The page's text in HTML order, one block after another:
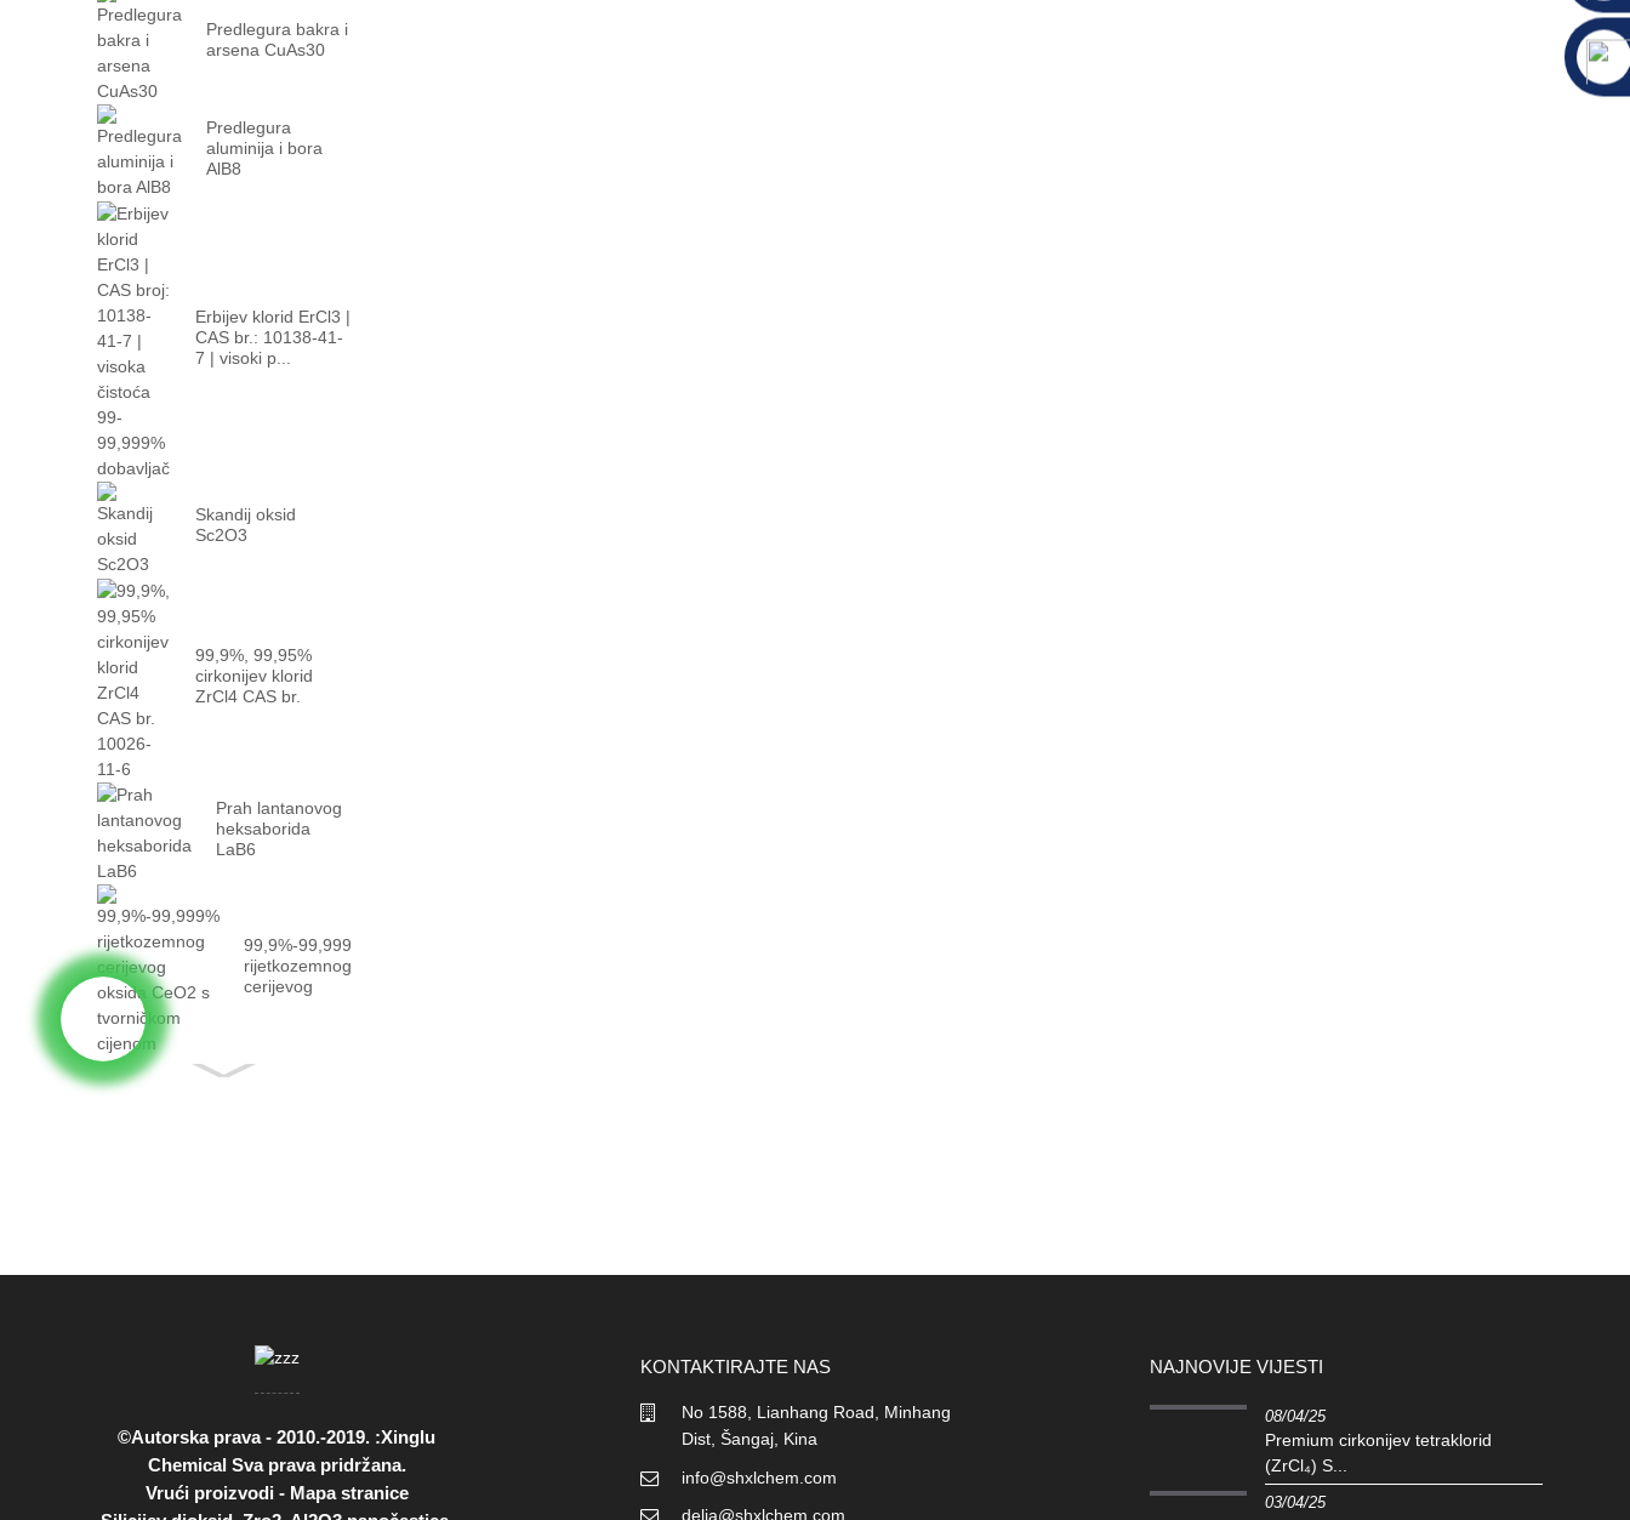
Predlegura bakra i
arsena CuAs30
Predlegura
aluminija i bora
AlB8
Erbijev klorid ErCl3 |
CAS br.: 10138-41-
7 | visoki p...
Skandij oksid
Sc2O3
99,9%, 99,95%
cirkonijev klorid
ZrCl4 CAS br.
Prah lantanovog
heksaborida
LaB6
99,9%-99,999%
rijetkozemnog
cerijevog
©Autorska prava - 2010.-2019. :Xinglu
Chemical Sva prava pridržana.
Vrući proizvodi- Mapa stranice
KONTAKTIRAJTE NAS
No 1588, Lianhang Road, Minhang
Dist, Šangaj, Kina
info@shxlchem.com
delia@shxlchem.com
NAJNOVIJE VIJESTI
08/04/25
Premium cirkonijev tetraklorid
(ZrCl₄) S...
03/04/25